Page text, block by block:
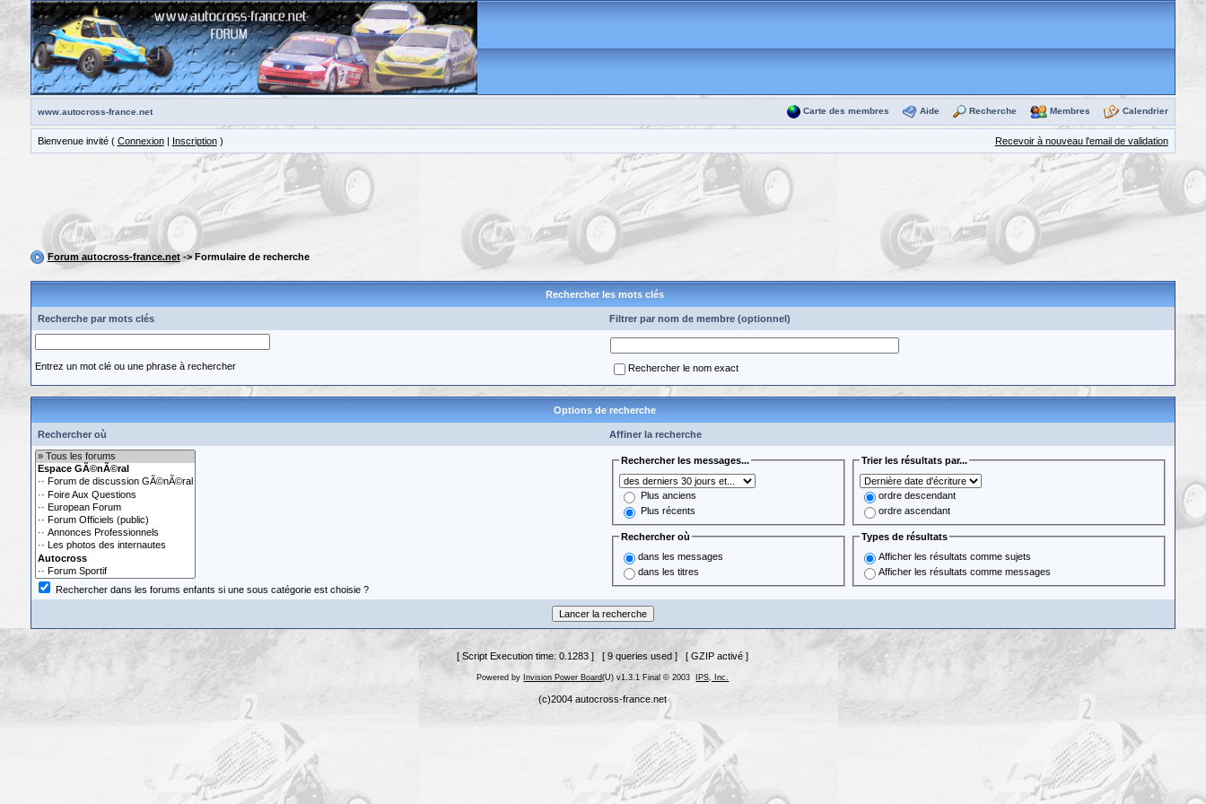
www.autocross-france.net Carte des membres Aide Recherche Membres Calendrier
Bienvenue invité ( Connexion| Inscription) Recevoir à nouveau l'email de validation
Forum autocross-france.net-> Formulaire de recherche
Rechercher les mots clés
Recherche par mots clés Filtrer par nom de membre (optionnel)
Entrez un mot clé ou une phrase à rechercher Rechercher le nom exact
Options de recherche
Rechercher où Affiner la recherche
Rechercher dans les forums enfants si une sous catégorie est choisie ?
Rechercher les messages...
Plus anciens
Plus récents
Trier les résultats par...
ordre descendant
ordre ascendant
Rechercher où
dans les messages
dans les titres
Types de résultats
Afficher les résultats comme sujets
Afficher les résultats comme messages
[ Script Execution time: 0.1283 ] [ 9 queries used ] [ GZIP activé ]
Powered by Invision Power Board(U) v1.3.1 Final © 2003 IPS, Inc.
(c)2004 autocross-france.net